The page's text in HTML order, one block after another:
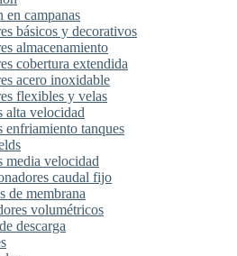
en campanas
básicos y decorativos
almacenamiento
cobertura extendida
acero inoxidable
flexibles y velas
alta velocidad
enfriamiento tanques
media velocidad
caudal fijo
de membrana
volumétricos
descarga